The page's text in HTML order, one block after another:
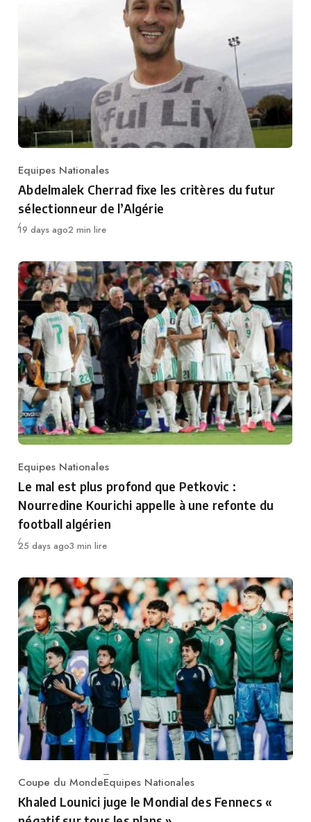
Category
Equipes Nationales
Abdelmalek Cherrad fixe les critères du futur
sélectionneur de l’Algérie
Publié
19 days ago2 min lire
Category
Equipes Nationales
Le mal est plus profond que Petkovic :
Nourredine Kourichi appelle à une refonte du
football algérien
Publié
25 days ago3 min lire
Category
Coupe du MondeEquipes Nationales
Khaled Lounici juge le Mondial des Fennecs «